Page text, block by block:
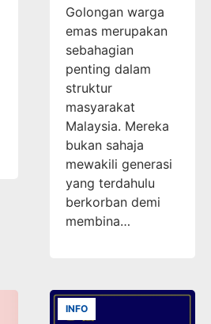
Golongan warga
emas merupakan
sebahagian
penting dalam
struktur
masyarakat
Malaysia. Mereka
bukan sahaja
mewakili generasi
yang terdahulu
berkorban demi
membina…
INFO